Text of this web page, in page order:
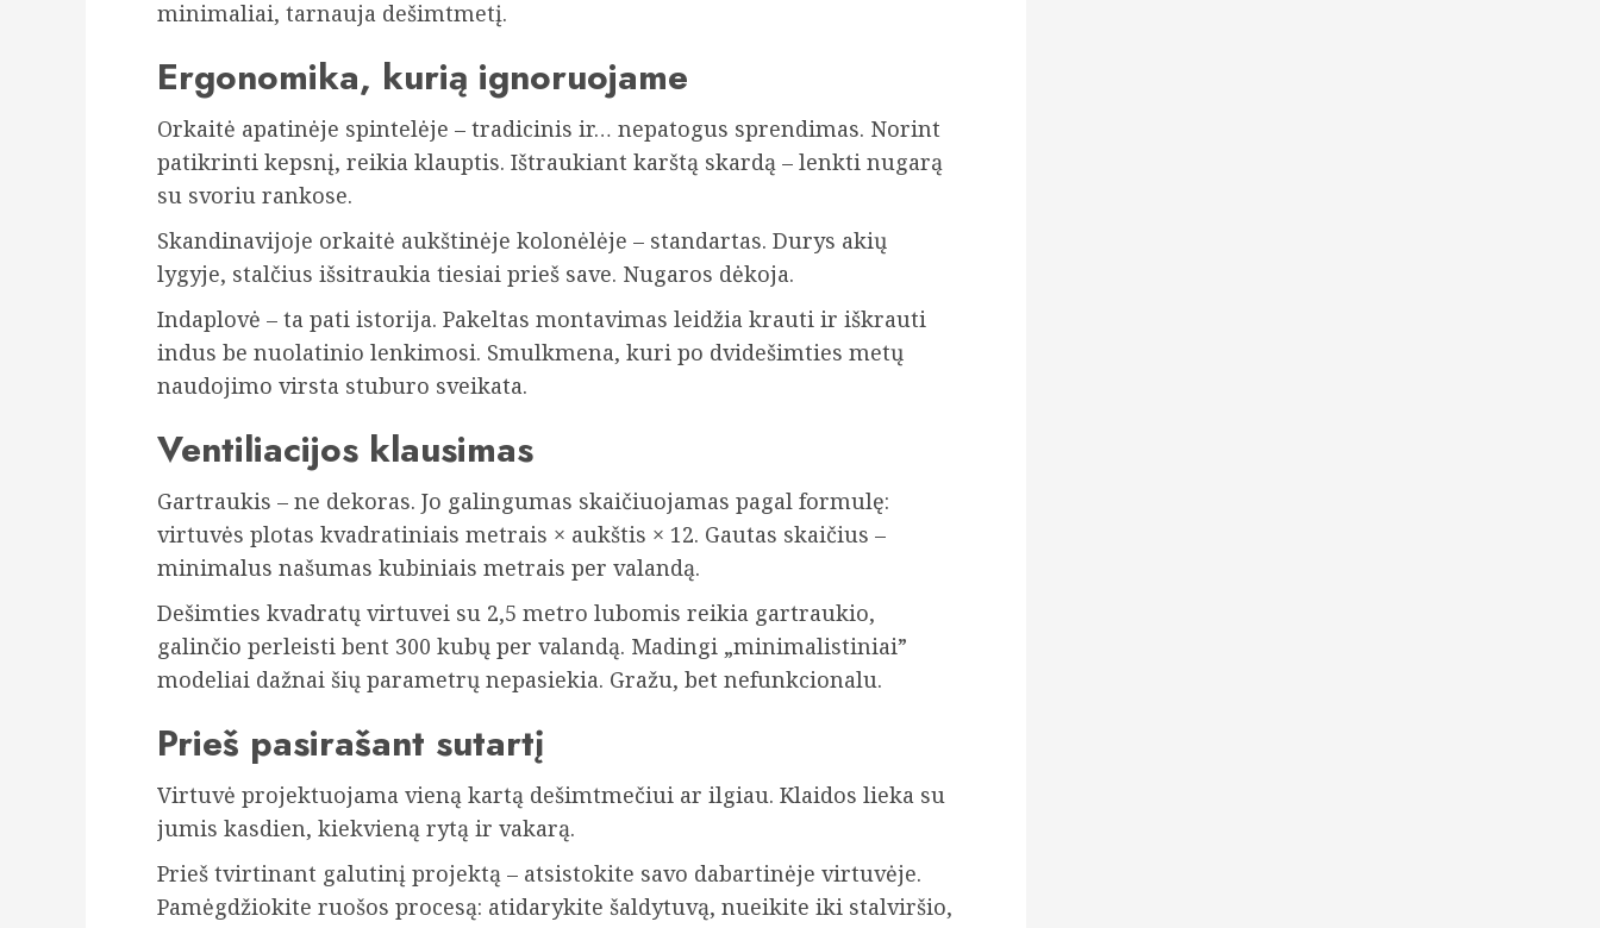
minimaliai, tarnauja dešimtmetį.
Ergonomika, kurią ignoruojame
Orkaitė apatinėje spintelėje – tradicinis ir… nepatogus sprendimas. Norint
patikrinti kepsnį, reikia klauptis. Ištraukiant karštą skardą – lenkti nugarą
su svoriu rankose.
Skandinavijoje orkaitė aukštinėje kolonėlėje – standartas. Durys akių
lygyje, stalčius išsitraukia tiesiai prieš save. Nugaros dėkoja.
Indaplovė – ta pati istorija. Pakeltas montavimas leidžia krauti ir iškrauti
indus be nuolatinio lenkimosi. Smulkmena, kuri po dvidešimties metų
naudojimo virsta stuburo sveikata.
Ventiliacijos klausimas
Gartraukis – ne dekoras. Jo galingumas skaičiuojamas pagal formulę:
virtuvės plotas kvadratiniais metrais × aukštis × 12. Gautas skaičius –
minimalus našumas kubiniais metrais per valandą.
Dešimties kvadratų virtuvei su 2,5 metro lubomis reikia gartraukio,
galinčio perleisti bent 300 kubų per valandą. Madingi „minimalistiniai”
modeliai dažnai šių parametrų nepasiekia. Gražu, bet nefunkcionalu.
Prieš pasirašant sutartį
Virtuvė projektuojama vieną kartą dešimtmečiui ar ilgiau. Klaidos lieka su
jumis kasdien, kiekvieną rytą ir vakarą.
Prieš tvirtinant galutinį projektą – atsistokite savo dabartinėje virtuvėje.
Pamėgdžiokite ruošos procesą: atidarykite šaldytuvą, nueikite iki stalviršio,